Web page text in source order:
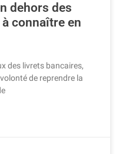
dehors des
connaître en
des livrets bancaires,
de reprendre la